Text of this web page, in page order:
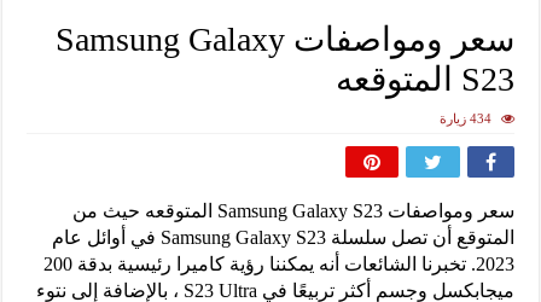
سعر ومواصفات Samsung Galaxy
S23 المتوقعه
434 زيارة
سعر ومواصفات Samsung Galaxy S23 المتوقعه حيث من
المتوقع أن تصل سلسلة Samsung Galaxy S23 في أوائل عام
2023. تخبرنا الشائعات أنه يمكننا رؤية كاميرا رئيسية بدقة 200
ميجابكسل وجسم أكثر تربيعًا في S23 Ultra ، بالإضافة إلى نتوء